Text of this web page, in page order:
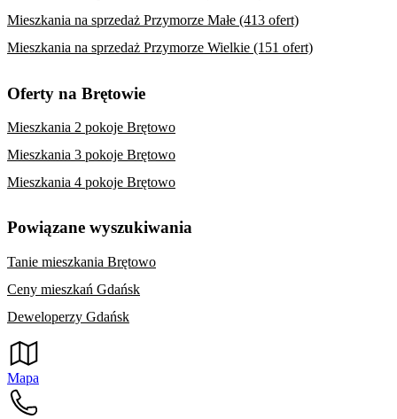
Mieszkania na sprzedaż Przymorze Małe (413 ofert)
Mieszkania na sprzedaż Przymorze Wielkie (151 ofert)
Oferty na Brętowie
Mieszkania 2 pokoje Brętowo
Mieszkania 3 pokoje Brętowo
Mieszkania 4 pokoje Brętowo
Powiązane wyszukiwania
Tanie mieszkania Brętowo
Ceny mieszkań Gdańsk
Deweloperzy Gdańsk
Mapa